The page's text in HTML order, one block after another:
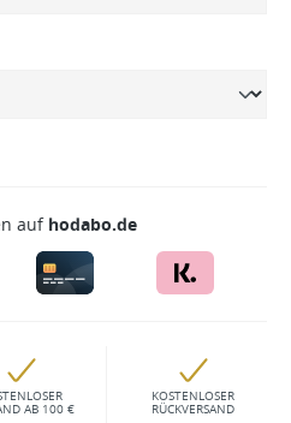
auf hodabo.de
AB 100 €
KOSTENLOSER
RÜCKVERSAND